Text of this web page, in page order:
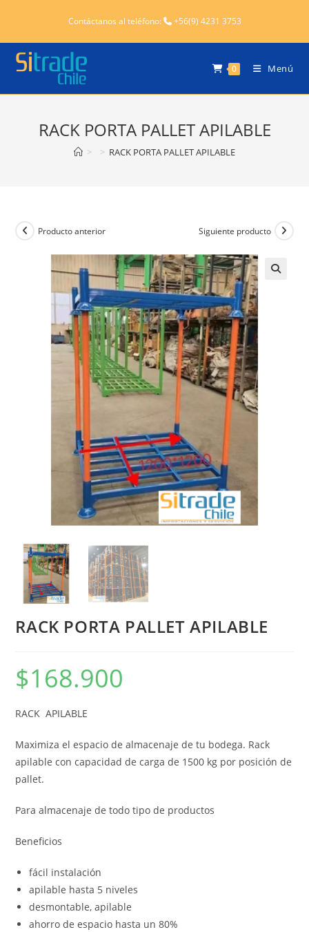
contenido
Contáctanos al teléfono: +56(9) 4231 3753
0 Menú
RACK PORTA PALLET APILABLE
> > RACK PORTA PALLET APILABLE
Producto anterior Siguiente producto
RACK PORTA PALLET APILABLE
$168.900
RACK APILABLE
Maximiza el espacio de almacenaje de tu bodega. Rack
apilable con capacidad de carga de 1500 kg por posición de
pallet.
Para almacenaje de todo tipo de productos
Beneficios
fácil instalación
apilable hasta 5 niveles
desmontable, apilable
ahorro de espacio hasta un 80%